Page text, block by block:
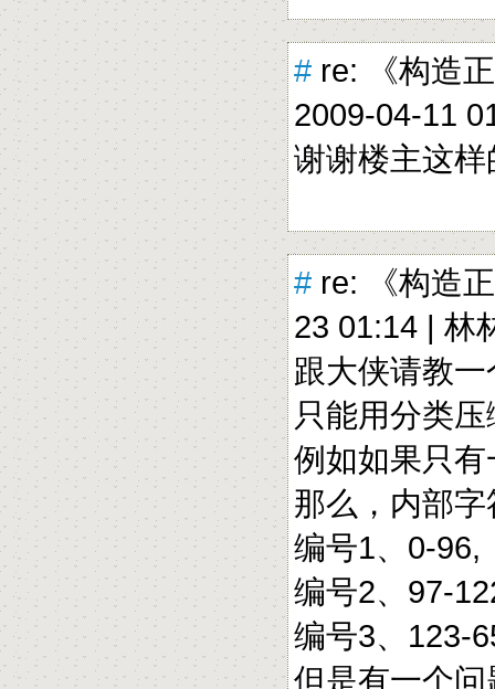
# re: 《构造
2009-04-11
谢谢楼主这
# re: 《构造
23 01:14 | 林
跟大侠请教
只能用分类
例如如果只
那么，内部
编号1、0-96,
编号2、97-
编号3、123-
但是有一个